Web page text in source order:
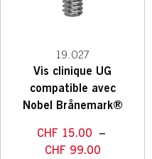
19.027
Vis clinique UG
compatible avec
Nobel Brånemark®
CHF 15.00 –
CHF 99.00